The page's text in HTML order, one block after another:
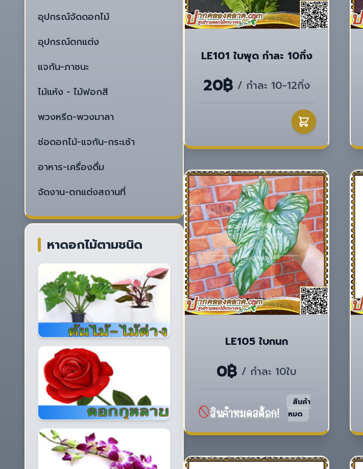
อุปกรณ์จัดดอกไม้
อุปกรณ์ตกแต่ง
แจกัน-ภาชนะ
ไม้แห้ง - ไม้ฟอกสี
พวงหรีด-พวงมาลา
ช่อดอกไม้-แจกัน-กระเช้า
อาหาร-เครื่องดื่ม
จัดงาน-ตกแต่งสถานที่
หาดอกไม้ตามชนิด
LE101 ใบพุด กำละ 10กิ่ง
20฿ / กำละ 10-12กิ่ง
LE105 ใบกนก
0฿ / กำละ 10ใบ
สินค้า
หมด